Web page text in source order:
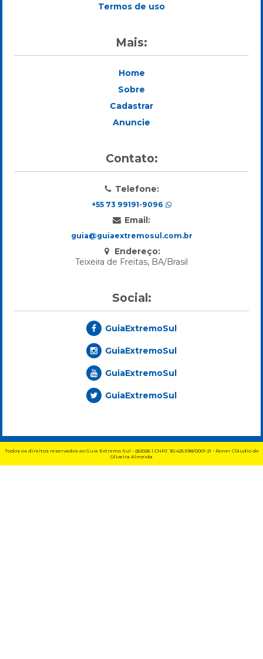
Termos de uso
Mais:
Home
Sobre
Cadastrar
Anuncie
Contato:
Telefone:
+55 73 99191-9096
Email:
guia@guiaextremosul.com.br
Endereço:
Teixeira de Freitas, BA/Brasil
Social:
GuiaExtremoSul
GuiaExtremoSul
GuiaExtremoSul
GuiaExtremoSul
Todos os direitos reservados ao Guia Extremo Sul - @2026 | CNPJ: 30.425.598/0001-21 - Roner Cláudio de
Oliveira Almeida